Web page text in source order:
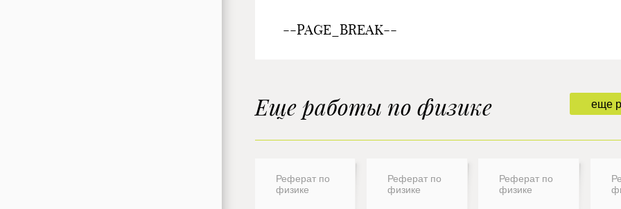
--PAGE_BREAK--
еще
Еще работы по физике
Реферат по
физике
Реферат по
физике
Реферат по
физике